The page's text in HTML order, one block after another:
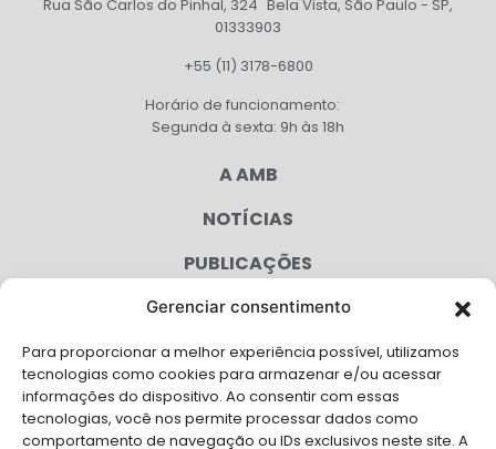
Gerenciar consentimento
Para proporcionar a melhor experiência possível, utilizamos
tecnologias como cookies para armazenar e/ou acessar
informações do dispositivo. Ao consentir com essas
tecnologias, você nos permite processar dados como
comportamento de navegação ou IDs exclusivos neste site. A
Rua São Carlos do Pinhal, 324 Bela Vista, São Paulo - SP,
01333903
+55 (11) 3178-6800
Horário de funcionamento:
Segunda à sexta: 9h às 18h
A AMB
NOTÍCIAS
PUBLICAÇÕES
CONGRESSO
AGENDA
CAMPANHAS